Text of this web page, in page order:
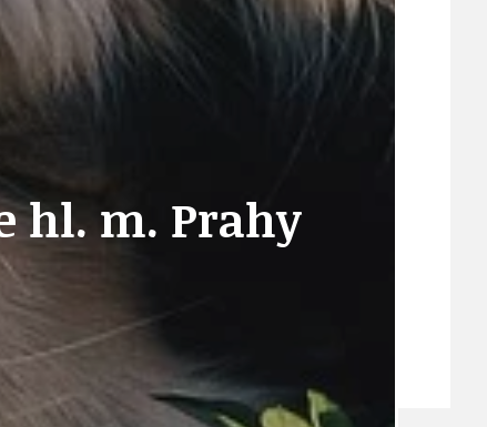
VEŘEJNÉ ZAKÁZKY, VOLNÁ PRACOVNÍ MÍSTA
hl. m. Prahy